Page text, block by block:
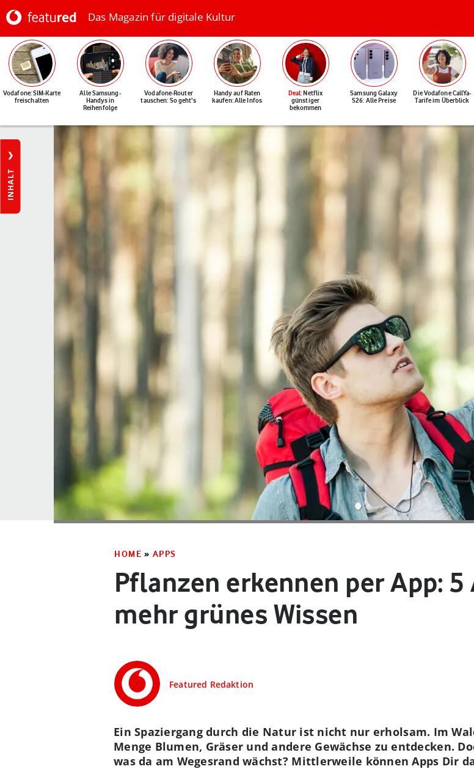
Das Magazin für digitale Kultur
Vodafone: SIM-Karte
freischalten
Alle Samsung-
Handys in
Reihenfolge
Vodafone-Router
tauschen: So geht's
Handy auf Raten
kaufen: Alle Infos
Deal: Netflix
günstiger
bekommen
Samsung Galaxy
S26: Alle Preise
Die Vodafone CallYa-
Tarife im Überblick
INHALT
HOME » APPS
Pflanzen erkennen per App:
mehr grünes Wissen
Featured Redaktion
Ein Spaziergang durch die Natur ist nicht nur erholsam. Im
Menge Blumen, Gräser und andere Gewächse zu entdecken.
was da am Wegesrand wächst? Mittlerweile können Apps Dir